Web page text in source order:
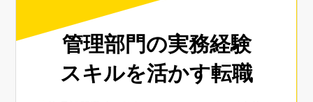
管理部門の実務経験
スキルを活かす転職